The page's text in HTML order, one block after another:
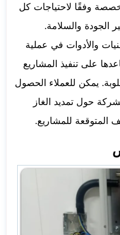
وفقًا لاحتياجات كل
الجودة والسلامة.
والأدوات في عملية
على تنفيذ المشاريع
يمكن للعملاء الحصول
حول تمديد الغاز
المتوقعة للمشاريع.